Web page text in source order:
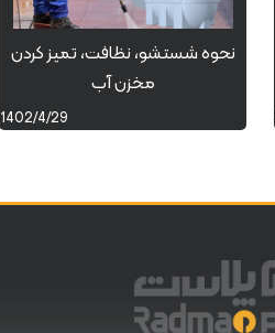
نحوه شستشو، نظافت، تمیز کردن
مخزن آب
1402/4/29